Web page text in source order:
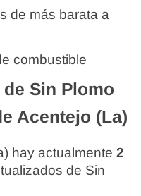
de más barata a
combustible
Sin Plomo
Acentejo (La)
hay actualmente 2
de Sin